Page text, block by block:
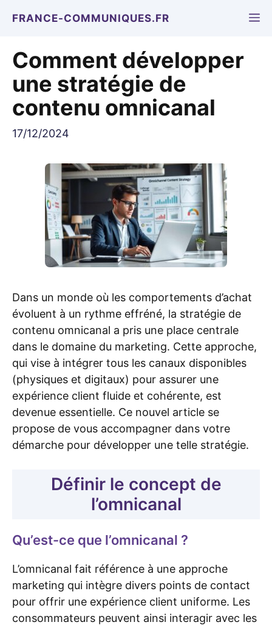
FRANCE-COMMUNIQUES.FR
Comment développer
une stratégie de
contenu omnicanal
17/12/2024
Dans un monde où les comportements d’achat
évoluent à un rythme effréné, la stratégie de
contenu omnicanal a pris une place centrale
dans le domaine du marketing. Cette approche,
qui vise à intégrer tous les canaux disponibles
(physiques et digitaux) pour assurer une
expérience client fluide et cohérente, est
devenue essentielle. Ce nouvel article se
propose de vous accompagner dans votre
démarche pour développer une telle stratégie.
Définir le concept de
l’omnicanal
Qu’est-ce que l’omnicanal ?
L’omnicanal fait référence à une approche
marketing qui intègre divers points de contact
pour offrir une expérience client uniforme. Les
consommateurs peuvent ainsi interagir avec les